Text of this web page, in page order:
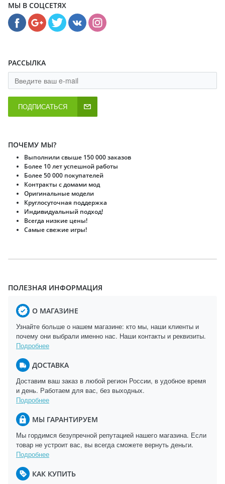
МЫ В СОЦСЕТЯХ
РАССЫЛКА
ПОДПИСАТЬСЯ
ПОЧЕМУ МЫ?
Выполнили свыше 150 000 заказов
Более 10 лет успешной работы
Более 50 000 покупателей
Контракты с домами мод
Оригинальные модели
Круглосуточная поддержка
Индивидуальный подход!
Всегда низкие цены!
Самые свежие игры!
ПОЛЕЗНАЯ ИНФОРМАЦИЯ
О МАГАЗИНЕ
Узнайте больше о нашем магазине: кто мы, наши клиенты и
почему они выбрали именно нас. Наши контакты и реквизиты.
Подробнее
ДОСТАВКА
Доставим ваш заказ в любой регион России, в удобное время
и день. Работаем для вас, без выходных.
Подробнее
МЫ ГАРАНТИРУЕМ
Мы гордимся безупречной репутацией нашего магазина. Если
товар не устроит вас, вы всегда сможете вернуть деньги.
Подробнее
КАК КУПИТЬ